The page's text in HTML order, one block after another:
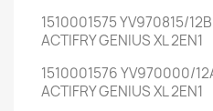
1510001575 YV970815/
ACTIFRY GENIUS XL 2EN1
1510001576 YV970000/
ACTIFRY GENIUS XL 2EN1